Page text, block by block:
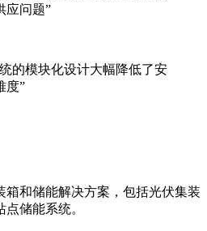
应问题”
的模块化设计大幅降低了安
度”
箱和储能解决方案，包括光伏集装
储能系统。